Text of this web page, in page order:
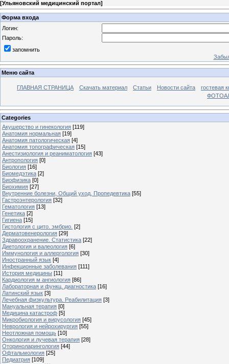
[Ульяновский медицинский портал]
Форма входа
Логин:
Пароль:
запомнить
Меню сайта
ГЛАВНАЯ СТРАНИЦА Скачать материал Статьи Новости сайта
гостевая
Categories
Акушерство и гинекология [119]
Анатомия нормальная [19]
Анатомия патологическая [4]
Анатомия топографическая [15]
Анестизиология и реаниматология [43]
Антропология [0]
Биология [16]
Биомедэтика [2]
Биофизика [0]
Биохимия [27]
Внутренние болезни, Общий уход, Пропедевтика [55]
Гастроэнтерология [32]
Гематология [13]
Генетика [2]
Гигиена [15]
Гистология с цито. эмбрио. [2]
Дерматовенерология [29]
Здравоохранение. Статистика [22]
Диетология и валеология [6]
Иммунология и аллергология [30]
Иностранный язык [4]
Инфекционные заболевания [111]
История медицины [11]
Кардиология м ангиология [86]
Лабораторная и функц. диагностика [16]
Латинский язык [3]
Лечебная физкультура. Реабилитация [3]
Мануальная терапия [0]
Медицина катастроф [5]
Микробиология и вирусология [45]
Неврология и нейрохирургия [55]
Неотложная помощь [10]
Онкология и лучевая терапия [28]
Оториноларингология [44]
Офтальмология [25]
Педиатрия [109]